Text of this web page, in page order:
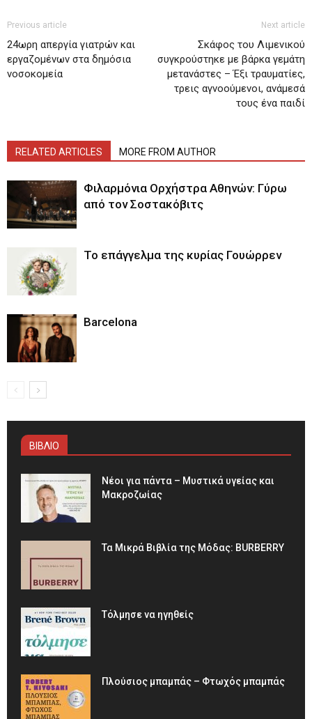
Previous article
24ωρη απεργία γιατρών και
εργαζομένων στα δημόσια
νοσοκομεία
Next article
Σκάφος του Λιμενικού
συγκρούστηκε με βάρκα γεμάτη
μετανάστες – Έξι τραυματίες,
τρεις αγνοούμενοι, ανάμεσά
τους ένα παιδί
RELATED ARTICLES MORE FROM AUTHOR
Φιλαρμόνια Ορχήστρα Αθηνών: Γύρω
από τον Σοστακόβιτς
Το επάγγελμα της κυρίας Γουώρρεν
Barcelona
ΒΙΒΛΙΟ
Νέοι για πάντα – Μυστικά υγείας και
Μακροζωίας
Τα Μικρά Βιβλία της Μόδας: BURBERRY
Τόλμησε να ηγηθείς
Πλούσιος μπαμπάς – Φτωχός μπαμπάς